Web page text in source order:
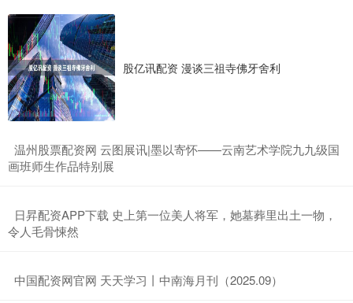
股亿讯配资 漫谈三祖寺佛牙舍利
​温州股票配资网 云图展讯|墨以寄怀——云南艺术学院九九级国
画班师生作品特别展
​日昇配资APP下载 史上第一位美人将军，她墓葬里出土一物，
令人毛骨悚然
​中国配资网官网 天天学习丨中南海月刊（2025.09）